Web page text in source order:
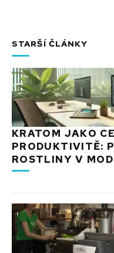
STARŠÍ ČLÁNKY
KRATOM JAKO
PRODUKTIVITĚ:
ROSTLINY V